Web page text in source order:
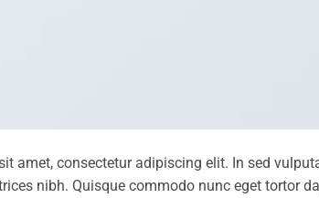
amet, consectetur adipiscing elit. In sed
nibh. Quisque commodo nunc eget tortor